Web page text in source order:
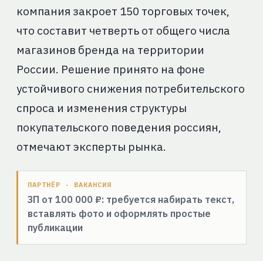
компания закроет 150 торговых точек,
что составит четверть от общего числа
магазинов бренда на территории
России. Решение принято на фоне
устойчивого снижения потребительского
спроса и изменения структуры
покупательского поведения россиян,
отмечают эксперты рынка.
ПАРТНЁР · ВАКАНСИЯ
ЗП от 100 000 ₽: требуется набирать текст,
вставлять фото и оформлять простые
публикации